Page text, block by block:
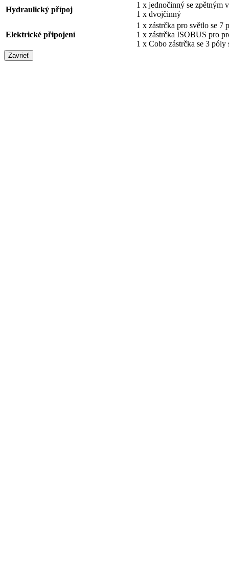
Hydraulický přípoj
1 x jednočinný se zpětným
1 x dvojčinný
Elektrické připojení
1 x zástrčka pro světlo se 7
1 x zástrčka ISOBUS pro
1 x Cobo zástrčka se 3
Zavrieť